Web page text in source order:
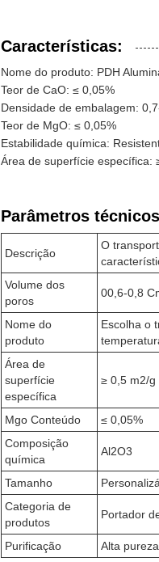
Características:
Nome do produto: PDH
Teor de CaO: ≤ 0,05%
Densidade de embalagem:
Teor de MgO: ≤ 0,05%
Estabilidade química:
Área de superfície específica:
Parâmetros
Descrição
O
Volume dos
poros
00,6-0,8
Nome do
produto
Escolha o
Área de
superfície
específica
≥ 0,5 m2/g
Mgo Conteúdo
≤ 0,05%
Composição
química
Al2O3
Tamanho
Categoria de
produtos
Portador
Purificação Alta pureza